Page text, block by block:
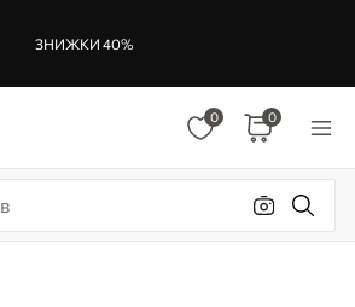
ЗНИЖКИ 40%
0 0